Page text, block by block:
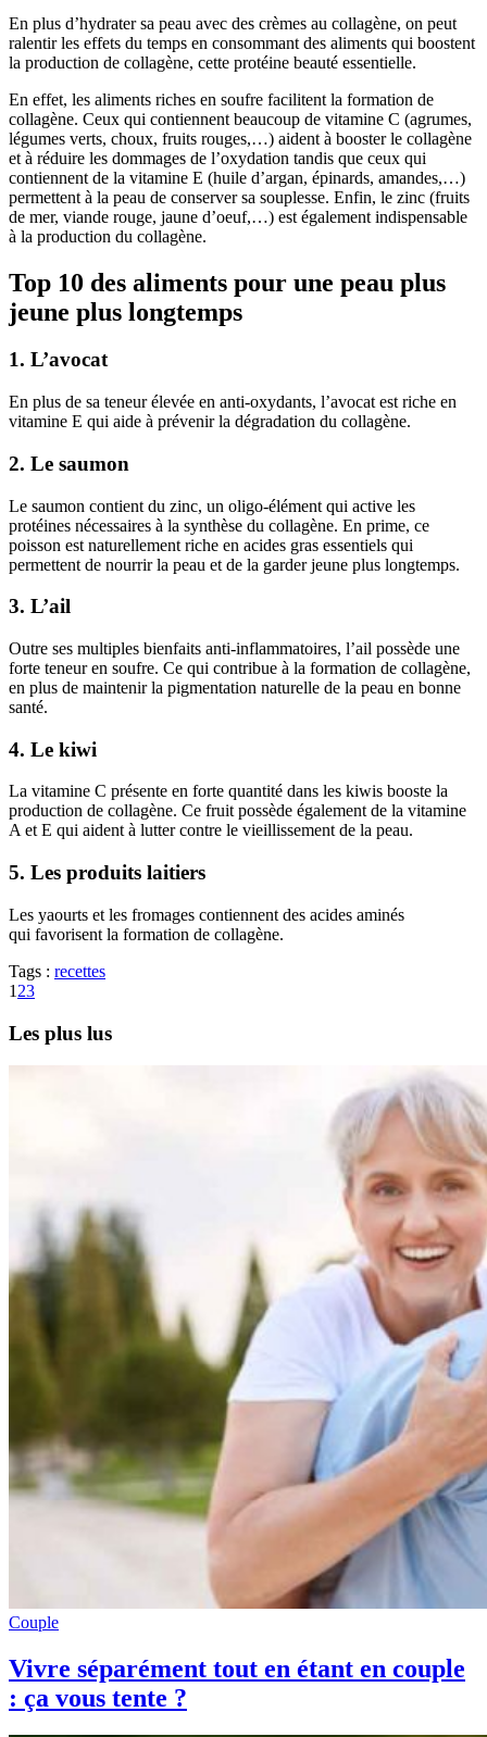
En plus d’hydrater sa peau avec des crèmes au collagène, on peut
ralentir les effets du temps en consommant des aliments qui boostent
la production de collagène, cette protéine beauté essentielle.
En effet, les aliments riches en soufre facilitent la formation de
collagène. Ceux qui contiennent beaucoup de vitamine C (agrumes,
légumes verts, choux, fruits rouges,…) aident à booster le collagène
et à réduire les dommages de l’oxydation tandis que ceux qui
contiennent de la vitamine E (huile d’argan, épinards, amandes,…)
permettent à la peau de conserver sa souplesse. Enfin, le zinc (fruits
de mer, viande rouge, jaune d’oeuf,…) est également indispensable
à la production du collagène.
Top 10 des aliments pour une peau plus
jeune plus longtemps
1. L’avocat
En plus de sa teneur élevée en anti-oxydants, l’avocat est riche en
vitamine E qui aide à prévenir la dégradation du collagène.
2. Le saumon
Le saumon contient du zinc, un oligo-élément qui active les
protéines nécessaires à la synthèse du collagène. En prime, ce
poisson est naturellement riche en acides gras essentiels qui
permettent de nourrir la peau et de la garder jeune plus longtemps.
3. L’ail
Outre ses multiples bienfaits anti-inflammatoires, l’ail possède une
forte teneur en soufre. Ce qui contribue à la formation de collagène,
en plus de maintenir la pigmentation naturelle de la peau en bonne
santé.
4. Le kiwi
La vitamine C présente en forte quantité dans les kiwis booste la
production de collagène. Ce fruit possède également de la vitamine
A et E qui aident à lutter contre le vieillissement de la peau.
5. Les produits laitiers
Les yaourts et les fromages contiennent des acides aminés
qui favorisent la formation de collagène.
Tags : recettes
1 23
Les plus lus
Couple
Vivre séparément tout en étant en couple
: ça vous tente ?